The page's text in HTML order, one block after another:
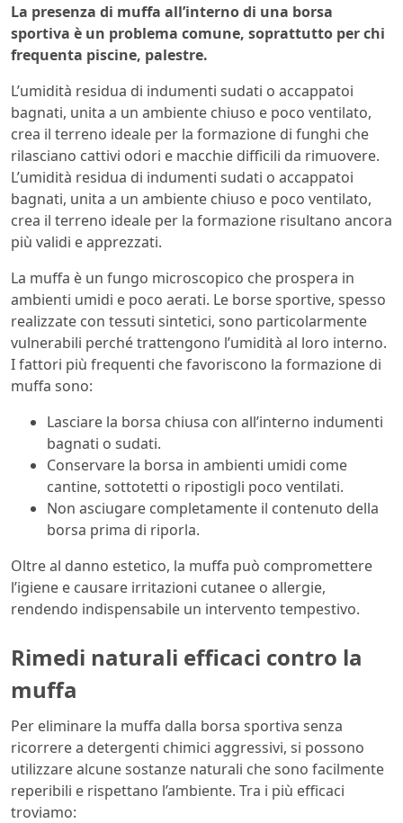
La presenza di muffa all’interno di una borsa
sportiva è un problema comune, soprattutto per chi
frequenta piscine, palestre.
L’umidità residua di indumenti sudati o accappatoi
bagnati, unita a un ambiente chiuso e poco ventilato,
crea il terreno ideale per la formazione di funghi che
rilasciano cattivi odori e macchie difficili da rimuovere.
L’umidità residua di indumenti sudati o accappatoi
bagnati, unita a un ambiente chiuso e poco ventilato,
crea il terreno ideale per la formazione risultano ancora
più validi e apprezzati.
La muffa è un fungo microscopico che prospera in
ambienti umidi e poco aerati. Le borse sportive, spesso
realizzate con tessuti sintetici, sono particolarmente
vulnerabili perché trattengono l’umidità al loro interno.
I fattori più frequenti che favoriscono la formazione di
muffa sono:
Lasciare la borsa chiusa con all’interno indumenti
bagnati o sudati.
Conservare la borsa in ambienti umidi come
cantine, sottotetti o ripostigli poco ventilati.
Non asciugare completamente il contenuto della
borsa prima di riporla.
Oltre al danno estetico, la muffa può compromettere
l’igiene e causare irritazioni cutanee o allergie,
rendendo indispensabile un intervento tempestivo.
Rimedi naturali efficaci contro la
muffa
Per eliminare la muffa dalla borsa sportiva senza
ricorrere a detergenti chimici aggressivi, si possono
utilizzare alcune sostanze naturali che sono facilmente
reperibili e rispettano l’ambiente. Tra i più efficaci
troviamo: